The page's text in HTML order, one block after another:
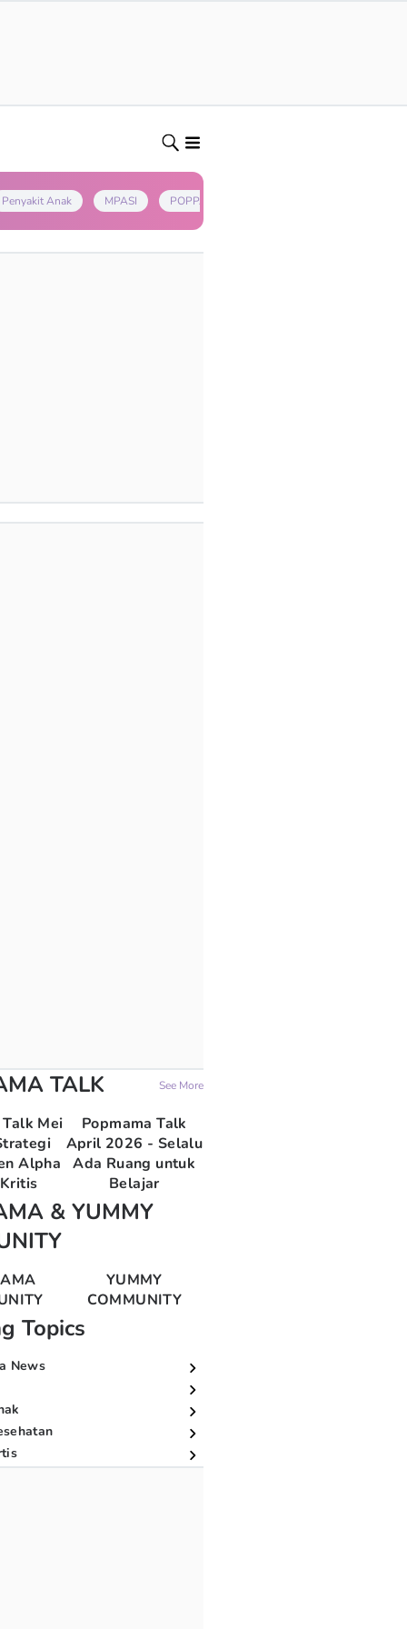
Penyakit Anak MPASI POPPAPA
TALK See More
Mei
Alpha
Popmama Talk
April 2026 - Selalu
Ada Ruang untuk
Belajar
& YUMMY
YUMMY
COMMUNITY
Topics
News